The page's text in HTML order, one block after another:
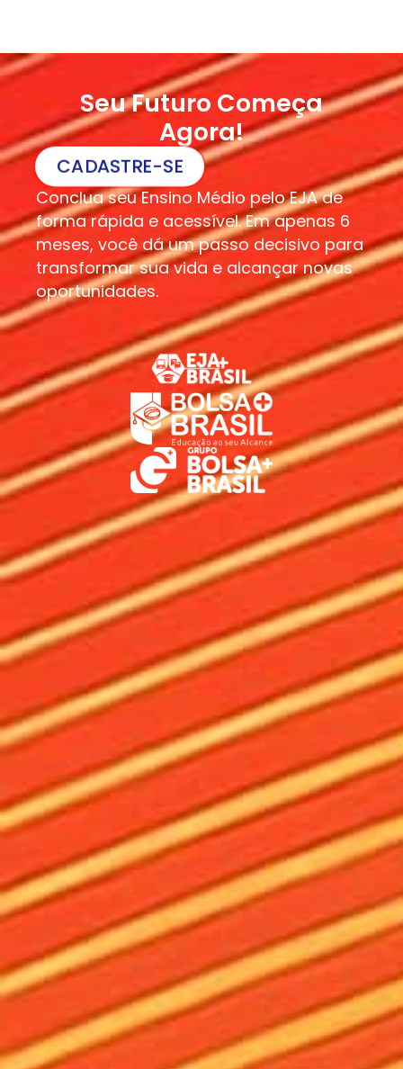
Seu Futuro Começa
Agora!
CADASTRE-SE
Conclua seu Ensino Médio pelo EJA de
forma rápida e acessível. Em apenas 6
meses, você dá um passo decisivo para
transformar sua vida e alcançar novas
oportunidades.